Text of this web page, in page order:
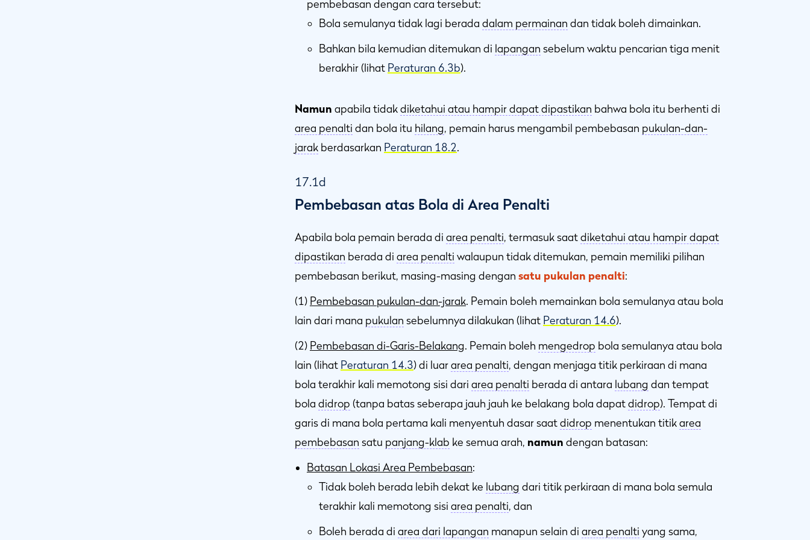
pembebasan dengan cara tersebut:
Bola semulanya tidak lagi berada dalam permainan dan tidak boleh dimainkan.
Bahkan bila kemudian ditemukan di lapangan sebelum waktu pencarian tiga menit
berakhir (lihat Peraturan 6.3b).
Namun apabila tidakdiketahui atau hampir dapat dipastikan bahwa bola itu berhenti di
area penalti dan bola itu hilang, pemain harus mengambil pembebasan pukulan-dan-
jarak berdasarkan Peraturan 18.2.
17.1d
Pembebasan atas Bola di Area Penalti
Apabila bola pemain berada di area penalti, termasuk saatdiketahui atau hampir dapat
dipastikan berada di area penalti walaupun tidak ditemukan, pemain memiliki pilihan
pembebasan berikut, masing-masing dengan satu pukulan penalti:
(1) Pembebasan pukulan-dan-jarak. Pemain boleh memainkan bola semulanya atau bola
lain dari mana pukulan sebelumnya dilakukan (lihat Peraturan 14.6).
(2) Pembebasan di-Garis-Belakang. Pemain boleh mengedrop bola semulanya atau bola
lain (lihat Peraturan 14.3) di luararea penalti, dengan menjaga titik perkiraan di mana
bola terakhir kali memotong sisi dari area penalti berada di antara lubang dan tempat
bola didrop (tanpa batas seberapa jauh jauh ke belakang bola dapatdidrop). Tempat di
garis di mana bola pertama kali menyentuh dasar saatdidrop menentukan titikarea
pembebasan satu panjang-klab ke semua arah, namun dengan batasan:
Batasan Lokasi Area Pembebasan:
Tidak boleh berada lebih dekat ke lubang dari titik perkiraan di mana bola semula
terakhir kali memotong sisi area penalti, dan
Boleh berada di area dari lapangan manapun selain di area penalti yang sama,